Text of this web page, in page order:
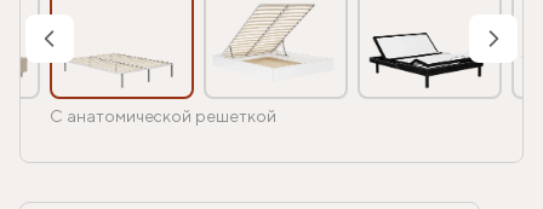
С анатомической решеткой